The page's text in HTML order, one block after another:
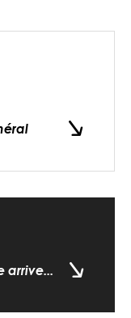
arrive...